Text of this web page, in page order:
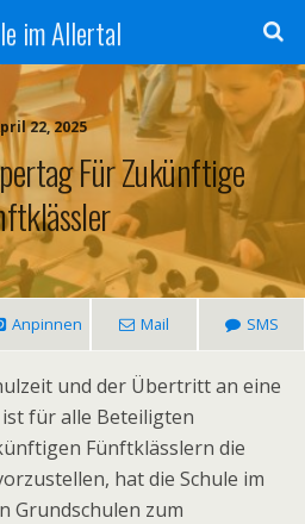
im Allertal
22, 2025
Für Zukünftige
Anpinnen Mail SMS
und der Übertritt an eine
für alle Beteiligten
Fünftklässlern die
hat die Schule im
Grundschulen zum